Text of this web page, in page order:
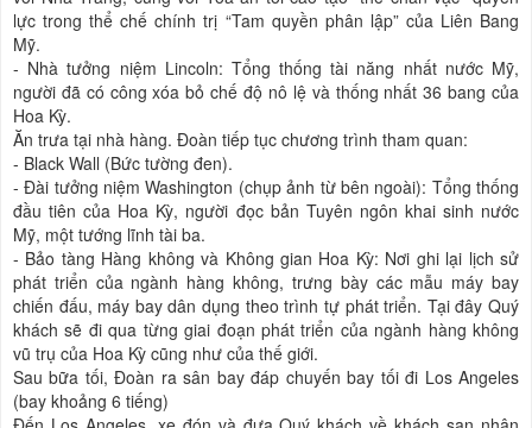
lực trong thể chế chính trị “Tam quyền phân lập” của Liên Bang
Mỹ.
- Nhà tưởng niệm Lincoln: Tổng thống tài năng nhất nước Mỹ,
người đã có công xóa bỏ chế độ nô lệ và thống nhất 36 bang của
Hoa Kỳ.
Ăn trưa tại nhà hàng. Đoàn tiếp tục chương trình tham quan:
- Black Wall (Bức tường đen).
- Đài tưởng niệm Washington (chụp ảnh từ bên ngoài): Tổng thống
đầu tiên của Hoa Kỳ, người đọc bản Tuyên ngôn khai sinh nước
Mỹ, một tướng lĩnh tài ba.
- Bảo tàng Hàng không và Không gian Hoa Kỳ: Nơi ghi lại lịch sử
phát triển của ngành hàng không, trưng bày các mẫu máy bay
chiến đấu, máy bay dân dụng theo trình tự phát triển. Tại đây Quý
khách sẽ đi qua từng giai đoạn phát triển của ngành hàng không
vũ trụ của Hoa Kỳ cũng như của thế giới.
Sau bữa tối, Đoàn ra sân bay đáp chuyến bay tối đi Los Angeles
(bay khoảng 6 tiếng)